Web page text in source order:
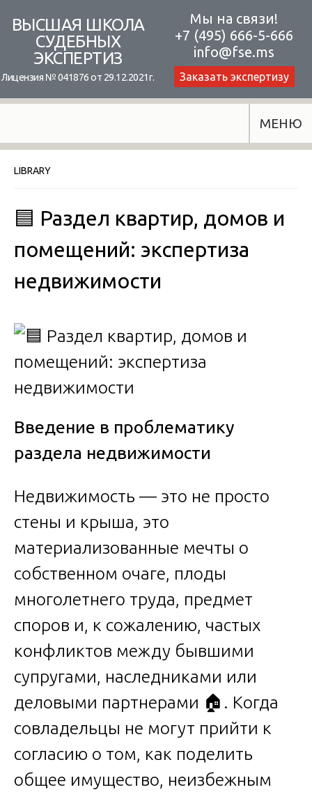
content
ВЫСШАЯ ШКОЛА
СУДЕБНЫХ
ЭКСПЕРТИЗ
Лицензия № 041876 от 29.12.2021г.
Мы на связи!
+7 (495) 666-5-666
info@fse.ms
Заказать экспертизу
МЕНЮ
LIBRARY
🟦 Раздел квартир, домов и
помещений: экспертиза
недвижимости
Введение в проблематику
раздела недвижимости
Недвижимость — это не просто
стены и крыша, это
материализованные мечты о
собственном очаге, плоды
многолетнего труда, предмет
споров и, к сожалению, частых
конфликтов между бывшими
супругами, наследниками или
деловыми партнерами 🏠. Когда
совладельцы не могут прийти к
согласию о том, как поделить
общее имущество, неизбежным